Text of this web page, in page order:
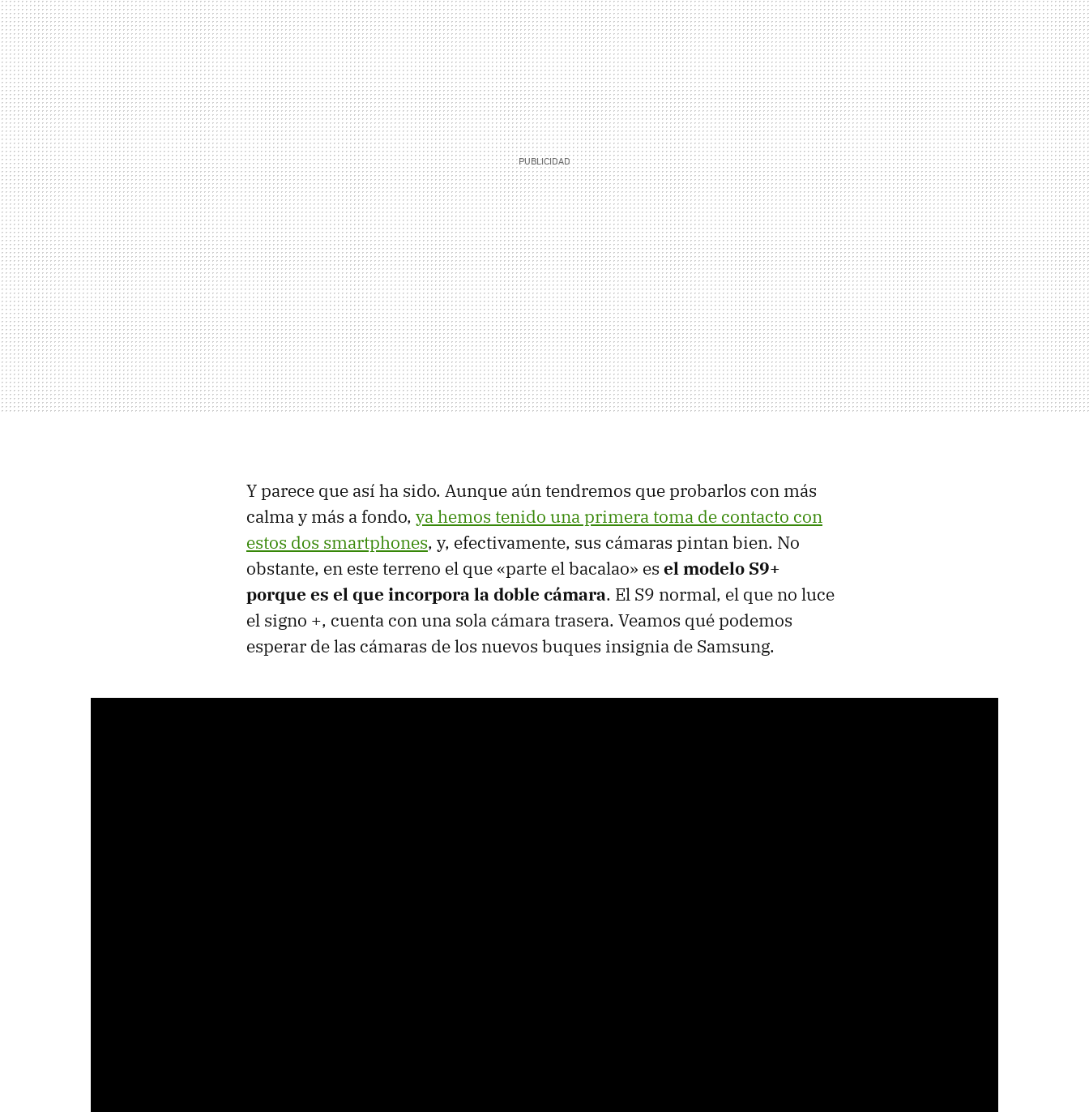
Y parece que así ha sido. Aunque aún tendremos que probarlos con más
calma y más a fondo, ya hemos tenido una primera toma de contacto con
estos dos smartphones, y, efectivamente, sus cámaras pintan bien. No
obstante, en este terreno el que «parte el bacalao» es el modelo S9+
porque es el que incorpora la doble cámara. El S9 normal, el que no luce
el signo +, cuenta con una sola cámara trasera. Veamos qué podemos
esperar de las cámaras de los nuevos buques insignia de Samsung.